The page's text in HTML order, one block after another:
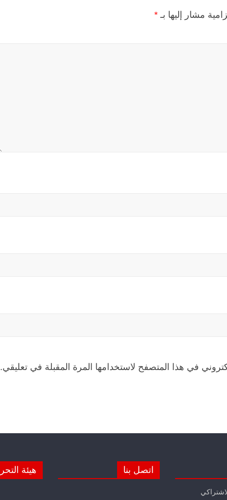
مشار إليها بـ *
في هذا المتصفح لاستخدامها المرة المقبلة في تعليقي.
اتصل بنا هيئة